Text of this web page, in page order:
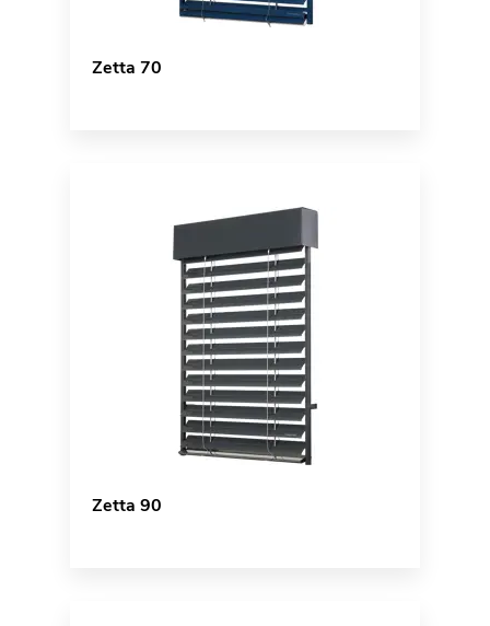
Zetta 70
Zetta 90